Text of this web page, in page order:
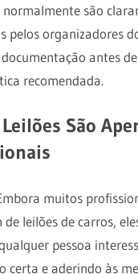
normalmente são
pelos organizadores
antes
recomendada.
São
muitos
leilões de carros,
pessoa
certa e aderindo às